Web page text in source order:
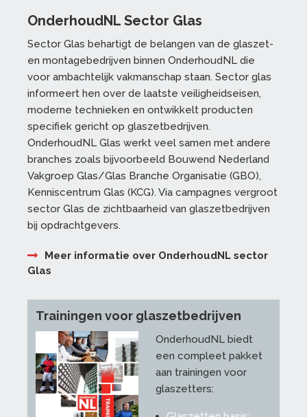
OnderhoudNL Sector Glas
Sector Glas behartigt de belangen van de glaszet-
en montagebedrijven binnen OnderhoudNL die
voor ambachtelijk vakmanschap staan. Sector glas
informeert hen over de laatste veiligheidseisen,
moderne technieken en ontwikkelt producten
specifiek gericht op glaszetbedrijven.
OnderhoudNL Glas werkt veel samen met andere
branches zoals bijvoorbeeld Bouwend Nederland
Vakgroep Glas/Glas Branche Organisatie (GBO),
Kenniscentrum Glas (KCG). Via campagnes vergroot
sector Glas de zichtbaarheid van glaszetbedrijven
bij opdrachtgevers.
Meer informatie over OnderhoudNL sector
Glas
Trainingen voor glaszetbedrijven
OnderhoudNL biedt
een compleet pakket
aan trainingen voor
glaszetters: